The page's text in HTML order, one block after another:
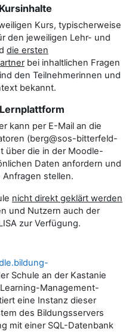
Kurs, typischerweise
den jeweiligen Lehr- und
die ersten
bei inhaltlichen Fragen
den Teilnehmerinnen und
bekannt.
kann per E-Mail an die
(berg@sos-bitterfeld-
über die in der Moodle-
Daten anfordern und
stellen.
nicht direkt geklärt werden
und Nutzern auch der
zur Verfügung.
Schule an der Kastanie
Management-
eine Instanz dieser
des Bildungsservers
mit einer SQL-Datenbank